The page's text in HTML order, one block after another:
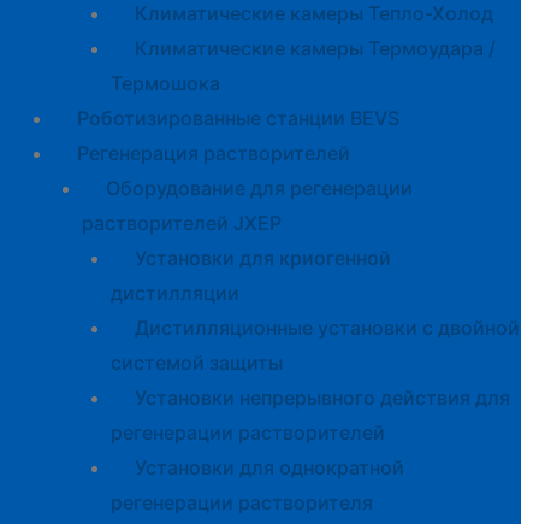
Климатические камеры Тепло-Холод
Климатические камеры Термоудара /
Термошока
Роботизированные станции BEVS
Регенерация растворителей
Оборудование для регенерации
растворителей JXEP
Установки для криогенной
дистилляции
Дистилляционные установки с двойной
системой защиты
Установки непрерывного действия для
регенерации растворителей
Установки для однократной
регенерации растворителя